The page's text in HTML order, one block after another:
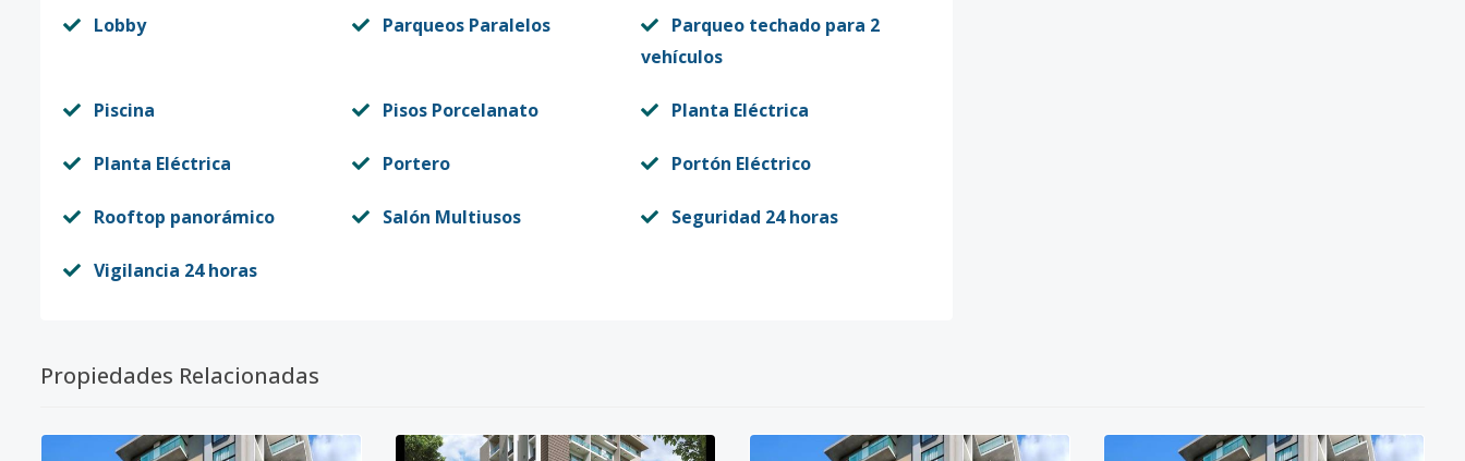
Lobby Parqueos Paralelos
Parqueo techado para 2
vehículos
Piscina Pisos Porcelanato Planta Eléctrica
Planta Eléctrica Portero Portón Eléctrico
Rooftop panorámico Salón Multiusos Seguridad 24 horas
Vigilancia 24 horas
Propiedades Relacionadas